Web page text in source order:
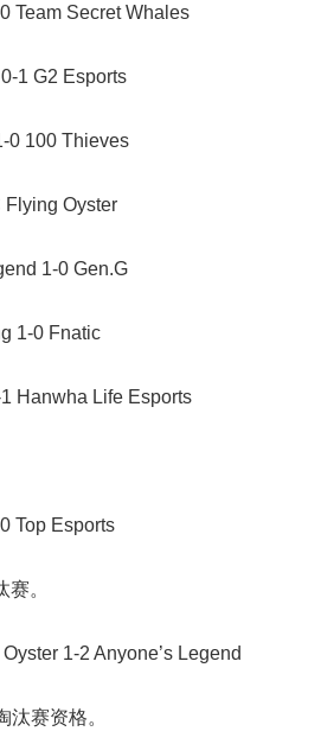
Team Secret Whales
1 G2 Esports
0 100 Thieves
Oyster
1-0 Gen.G
1-0 Fnatic
Hanwha Life Esports
Top Esports
。
1-2 Anyone’s Legend
汰赛资格。